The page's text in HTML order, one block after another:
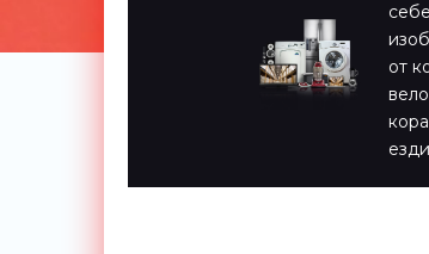
от